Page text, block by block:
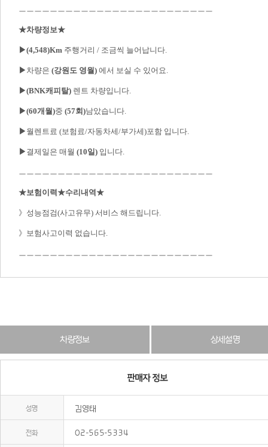
ㅡㅡㅡㅡㅡㅡㅡㅡㅡㅡㅡㅡㅡㅡㅡㅡㅡㅡㅡㅡㅡㅡㅡㅡㅡ
★차량정보★
▶(4,548)Km 주행거리 / 조금씩 늘어납니다.
▶ 차량은 (강원도 영월) 에서 보실 수 있어요.
▶(BNK캐피탈) 렌트 차량입니다.
▶(60개월)중 (57회)남았습니다.
▶ 월렌트료 (보험료/자동차세/부가세)포함 입니다.
▶ 결제일은 매월 (10일) 입니다.
ㅡㅡㅡㅡㅡㅡㅡㅡㅡㅡㅡㅡㅡㅡㅡㅡㅡㅡㅡㅡㅡㅡㅡㅡㅡ
★보험이력★수리내역★
》성능점검(사고유무) 서비스 해드립니다.
》보험사고이력 없습니다.
ㅡㅡㅡㅡㅡㅡㅡㅡㅡㅡㅡㅡㅡㅡㅡㅡㅡㅡㅡㅡㅡㅡㅡㅡㅡ
차량정보 상세설명
성명 김영태
전화 02-565-5334